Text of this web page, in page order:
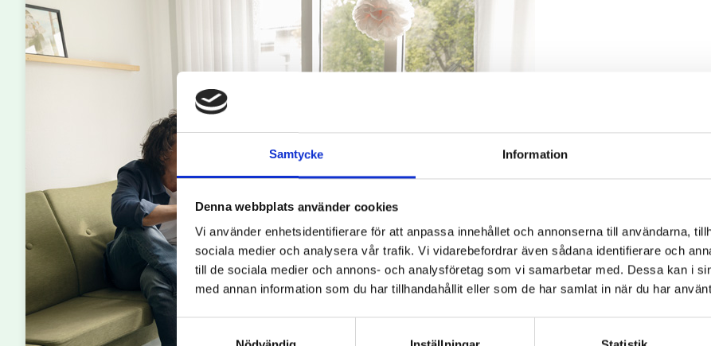
Samtycke Information
Denna webbplats använder cookies
Vi använder enhetsidentifierare för att anpassa innehållet och annonserna till användarna,
sociala medier och analysera vår trafik. Vi vidarebefordrar även sådana identifierare och
till de sociala medier och annons- och analysföretag som vi samarbetar med. Dessa kan i
med annan information som du har tillhandahållit eller som de har samlat in när du har
RÄTT
När livet förändras,
är det skönt att ha
som gäller – och vad
med oss.